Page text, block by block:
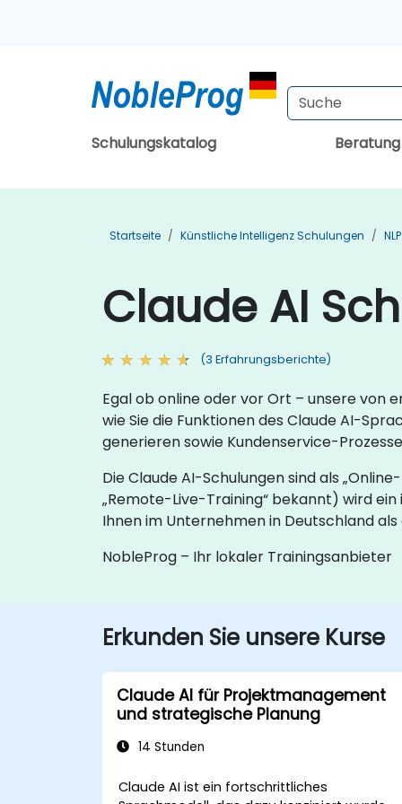
Schulungskatalog Beratung
Startseite Künstliche Intelligenz Schulungen
Claude AI
(3 Erfahrungsberichte)
Egal ob online oder vor Ort – unsere von
wie Sie die Funktionen des Claude AI-
generieren sowie Kundenservice-
Die Claude AI-Schulungen sind als
„Remote-Live-Training“ bekannt) wird
Ihnen im Unternehmen in Deutschland
NobleProg – Ihr lokaler Trainingsanbieter
Erkunden Sie unsere Kurse
Claude AI für Projektmanagement
und strategische Planung
14 Stunden
Claude AI ist ein fortschrittliches